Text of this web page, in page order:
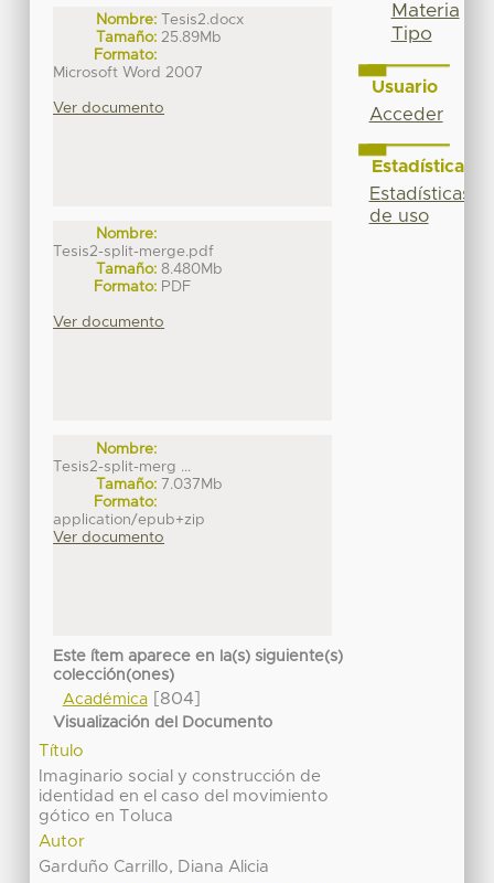
Nombre: Tesis2.docx
Tamaño: 25.89Mb
Formato:
Microsoft Word 2007
Ver documento
Nombre:
Tesis2-split-merge.pdf
Tamaño: 8.480Mb
Formato: PDF
Ver documento
Nombre:
Tesis2-split-merg ...
Tamaño: 7.037Mb
Formato:
application/epub+zip
Ver documento
Este ítem aparece en la(s) siguiente(s)
colección(ones)
Académica[804]
Visualización del Documento
Título
Imaginario social y construcción de
identidad en el caso del movimiento
gótico en Toluca
Autor
Garduño Carrillo, Diana Alicia
Materia
Tipo
Usuario
Acceder
Estadísticas
Estadísticas
de uso